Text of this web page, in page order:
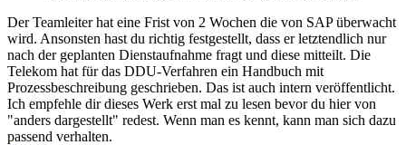
Der Teamleiter hat eine Frist von 2 Wochen die von SAP überwacht
wird. Ansonsten hast du richtig festgestellt, dass er letztendlich nur
nach der geplanten Dienstaufnahme fragt und diese mitteilt. Die
Telekom hat für das DDU-Verfahren ein Handbuch mit
Prozessbeschreibung geschrieben. Das ist auch intern veröffentlicht.
Ich empfehle dir dieses Werk erst mal zu lesen bevor du hier von
"anders dargestellt" redest. Wenn man es kennt, kann man sich dazu
passend verhalten.